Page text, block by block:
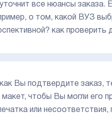
все нюансы
о том, какой ВУЗ
как проверить
Вы подтвердите заказ,
макет, чтобы Вы могли его
или